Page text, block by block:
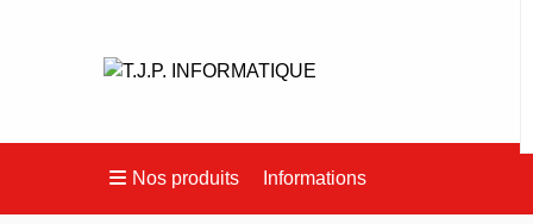
Nos produits Informations